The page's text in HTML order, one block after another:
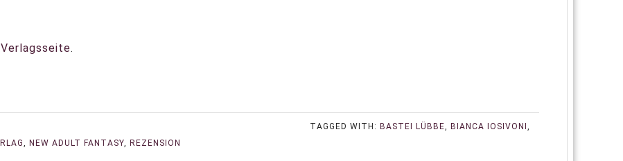
.
TAGGED WITH: BASTEI LÜBBE, BIANCA IOSIVONI,
, NEW ADULT FANTASY, REZENSION